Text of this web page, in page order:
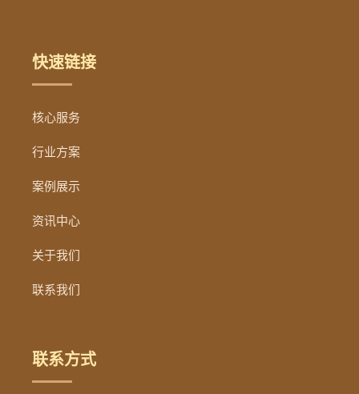
快速链接
核心服务
行业方案
案例展示
资讯中心
关于我们
联系我们
联系方式